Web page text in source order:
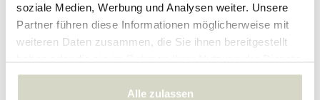
soziale Medien, Werbung und Analysen weiter. Unsere
Partner führen diese Informationen möglicherweise mit
weiteren Daten zusammen, die Sie ihnen bereitgestellt
gesammelt haben.
Alle zulassen
Artikelnummer 82064276